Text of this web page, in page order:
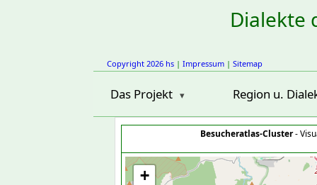
Dialekte
Copyright 2026 hs | Impressum | Sitemap
Das Projekt Region u.
Besucheratlas-Cluster-
+